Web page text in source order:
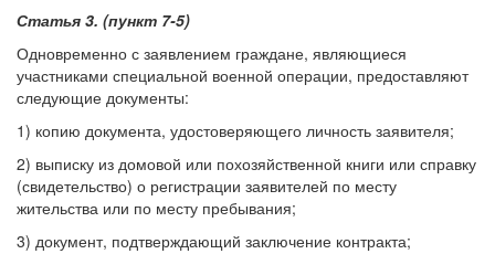
Статья 3. (пункт 7-5)
Одновременно с заявлением граждане, являющиеся
участниками специальной военной операции, предоставляют
следующие документы:
1) копию документа, удостоверяющего личность заявителя;
2) выписку из домовой или похозяйственной книги или справку
(свидетельство) о регистрации заявителей по месту
жительства или по месту пребывания;
3) документ, подтверждающий заключение контракта;